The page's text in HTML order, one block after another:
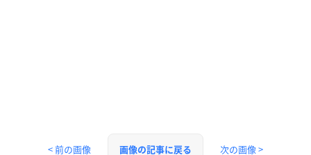
< 前の画像 画像の記事に戻る 次の画像 >